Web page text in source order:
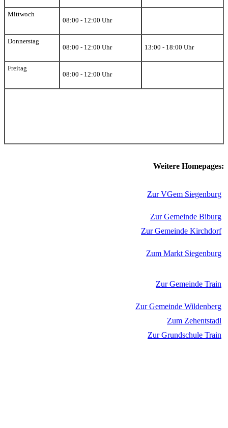
Mittwoch
08:00 - 12:00 Uhr
Donnerstag
08:00 - 12:00 Uhr
13:00 - 18:00 Uhr
Freitag
08:00 - 12:00 Uhr
Weitere Homepages:
Zur VGem Siegenburg
Zur Gemeinde Biburg
Zur Gemeinde Kirchdorf
Zum Markt Siegenburg
Zur Gemeinde Train
Zur Gemeinde Wildenberg
Zum Zehentstadl
Zur Grundschule Train